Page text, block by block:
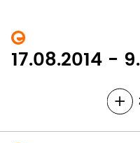
17.08.2014 -